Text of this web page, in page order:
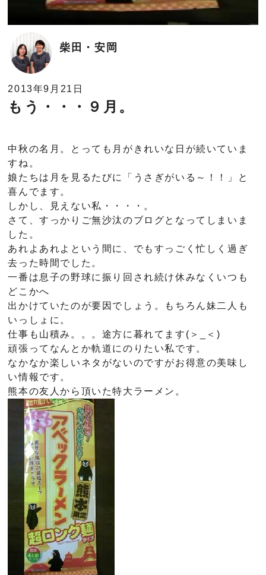
柴田・安岡
2013年9月21日
もう・・・９月。
中秋の名月。とっても月がきれいな日が続いていま
すね。
娘たちは月を見るたびに「うさぎがいる～！！」と
喜んでます。
しかし、見えない私・・・・。
さて、すっかりご無沙汰のブログとなってしまいま
した。
あれよあれよという間に、でもすっごく忙しく過ぎ
去った時間でした。
一番は息子の野球に振り回され続け休みなくいつも
どこかへ
出かけていたのが要因でしょう。もちろん妹二人も
いっしょに。
仕事も山積み。。。途方に暮れてます(＞_＜)
頑張ってなんとか軌道にのりたい私です。
なかなか楽しいネタがないのですがお得意の美味し
い情報です。
熊本の友人から頂いた特大ラーメン。